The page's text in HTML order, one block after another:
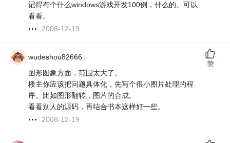
记得有个什么windows游戏开发100例，什么的。可以
看看。
2008-12-19
wudeshou82666
图形图象方面，范围太大了。
楼主你应该把问题具体化，先写个很小图片处理的程
序。比如图形翻转，图片的合成。
看看别人的源码，再结合书本这样好一些。
2008-12-19
赞